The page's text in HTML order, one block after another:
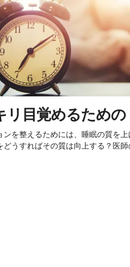
リ目覚めるための
ンを整えるためには、睡眠の質を
どうすればその質は向上する？医